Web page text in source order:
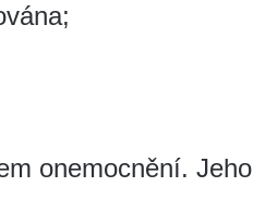
onemocnění. Jeho